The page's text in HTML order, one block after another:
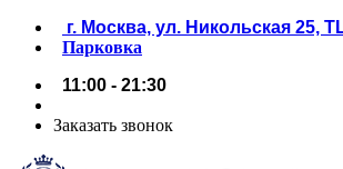
г. Москва, ул. Никольская 25,
Парковка
11:00 - 21:30
Заказать звонок